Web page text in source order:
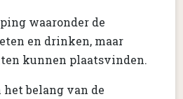
waaronder de
en drinken, maar
kunnen plaatsvinden.
belang van de